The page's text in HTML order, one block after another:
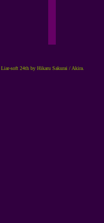
Liar-soft 24th by Hikaru Sakurai / Akira.